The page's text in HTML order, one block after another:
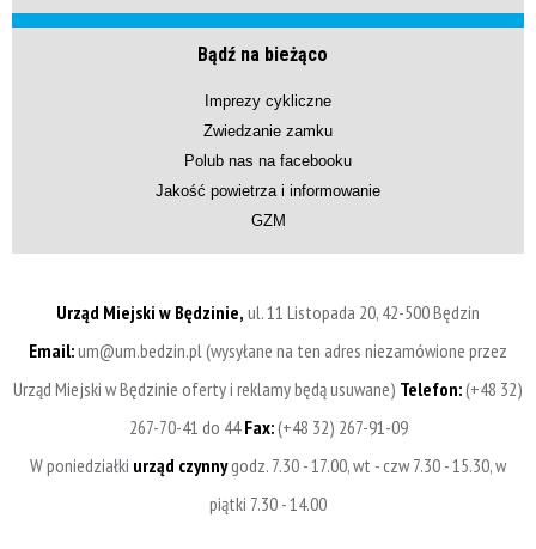
Bądź na bieżąco
Imprezy cykliczne
Zwiedzanie zamku
Polub nas na facebooku
Jakość powietrza i informowanie
GZM
Urząd Miejski w Będzinie, ul. 11 Listopada 20, 42-500 Będzin
Email:um@um.bedzin.pl (wysyłane na ten adres niezamówione przez
Urząd Miejski w Będzinie oferty i reklamy będą usuwane) Telefon:(+48 32)
267-70-41 do 44Fax:(+48 32) 267-91-09
W poniedziałki urząd czynnygodz. 7.30 - 17.00, wt - czw 7.30 - 15.30, w
piątki 7.30 - 14.00